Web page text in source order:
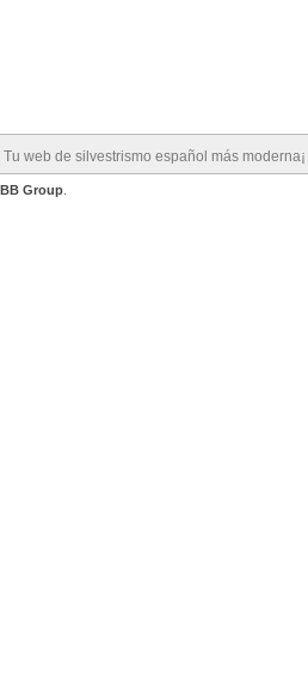
Tu web de silvestrismo español más moderna¡
Group